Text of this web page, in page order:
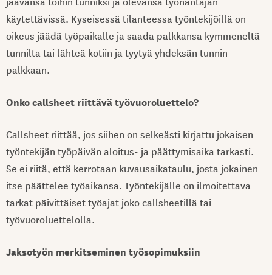
käytettävissä. Kyseisessä tilanteessa työntekijöillä on
oikeus jäädä työpaikalle ja saada palkkansa kymmeneltä
tunnilta tai lähteä kotiin ja tyytyä yhdeksän tunnin
palkkaan.
Onko callsheet riittävä työvuoroluettelo?
Callsheet riittää, jos siihen on selkeästi kirjattu jokaisen
työntekijän työpäivän aloitus- ja päättymisaika tarkasti.
Se ei riitä, että kerrotaan kuvausaikataulu, josta jokainen
itse päättelee työaikansa. Työntekijälle on ilmoitettava
tarkat päivittäiset työajat joko callsheetillä tai
työvuoroluettelolla.
Jaksotyön merkitseminen työsopimuksiin